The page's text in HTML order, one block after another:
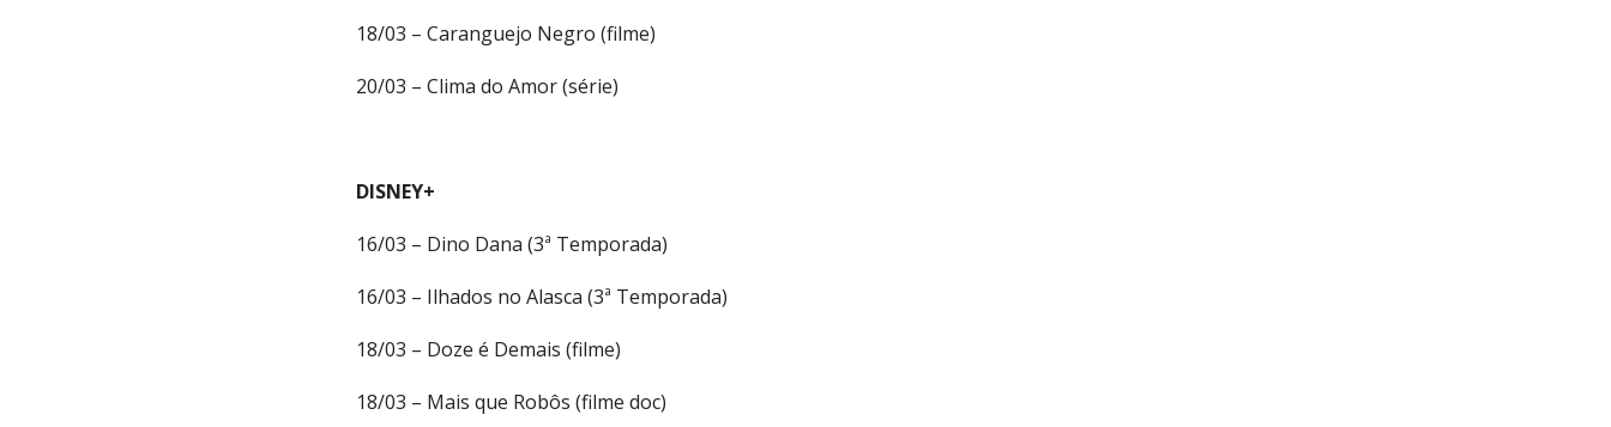
18/03 – Caranguejo Negro (filme)
20/03 – Clima do Amor (série)
DISNEY+
16/03 – Dino Dana (3ª Temporada)
16/03 – Ilhados no Alasca (3ª Temporada)
18/03 – Doze é Demais (filme)
18/03 – Mais que Robôs (filme doc)